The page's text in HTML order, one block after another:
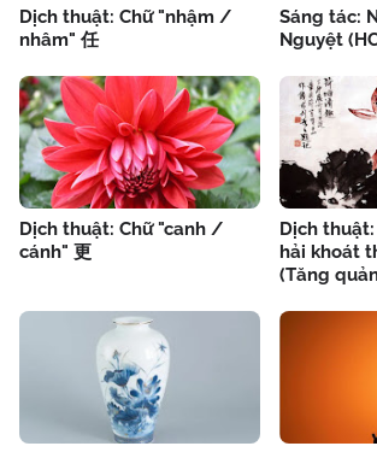
Dịch thuật: Chữ "nhậm /
nhâm" 任
Sáng tác:
Nguyệt
Dịch thuật: Chữ "canh /
cánh" 更
Dịch
hải khoát
(Tăng